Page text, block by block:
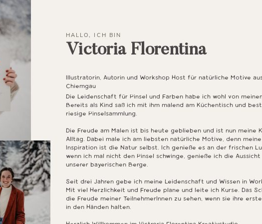
HALLO, ICH BIN
Victoria Florentina
Illustratorin, Autorin und Workshop Host für natürliche Motive
Chiemgau
Die Leidenschaft für Pinsel und Farben habe ich wohl von
Bereits als Kind saß ich mit ihm malend am Küchentisch und
riesige Pinselsammlung.
Die Freude am Malen ist bis heute geblieben und ist nun meine
Alltag. Dabei male ich am liebsten natürliche Motive, denn
Inspiration ist die Natur selbst. Ich genieße es an der frischen
wenn ich mal nicht den Pinsel schwinge, genieße ich die
unserer bayerischen Berge.
Seit drei Jahren gebe ich meine Leidenschaft und Wissen in
Mit viel Herzlichkeit und Freude plane und leite ich Kurse. Das
die Freude meiner TeilnehmerInnen zu sehen, wenn sie ihre
in den Händen halten.